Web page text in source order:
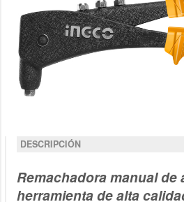
DESCRIPCIÓN
Remachadora manual de
herramienta de alta